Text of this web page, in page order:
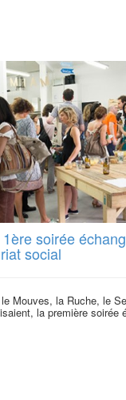
soirée
social
Mouves, la Ruche, le
la première soirée